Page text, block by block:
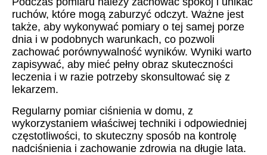
ruchów, które mogą zaburzyć odczyt. Ważne jest
także, aby wykonywać pomiary o tej samej porze
dnia i w podobnych warunkach, co pozwoli
zachować porównywalność wyników. Wyniki warto
zapisywać, aby mieć pełny obraz skuteczności
leczenia i w razie potrzeby skonsultować się z
lekarzem.
Regularny pomiar ciśnienia w domu, z
wykorzystaniem właściwej techniki i odpowiedniej
częstotliwości, to skuteczny sposób na kontrolę
nadciśnienia i zachowanie zdrowia na długie lata.